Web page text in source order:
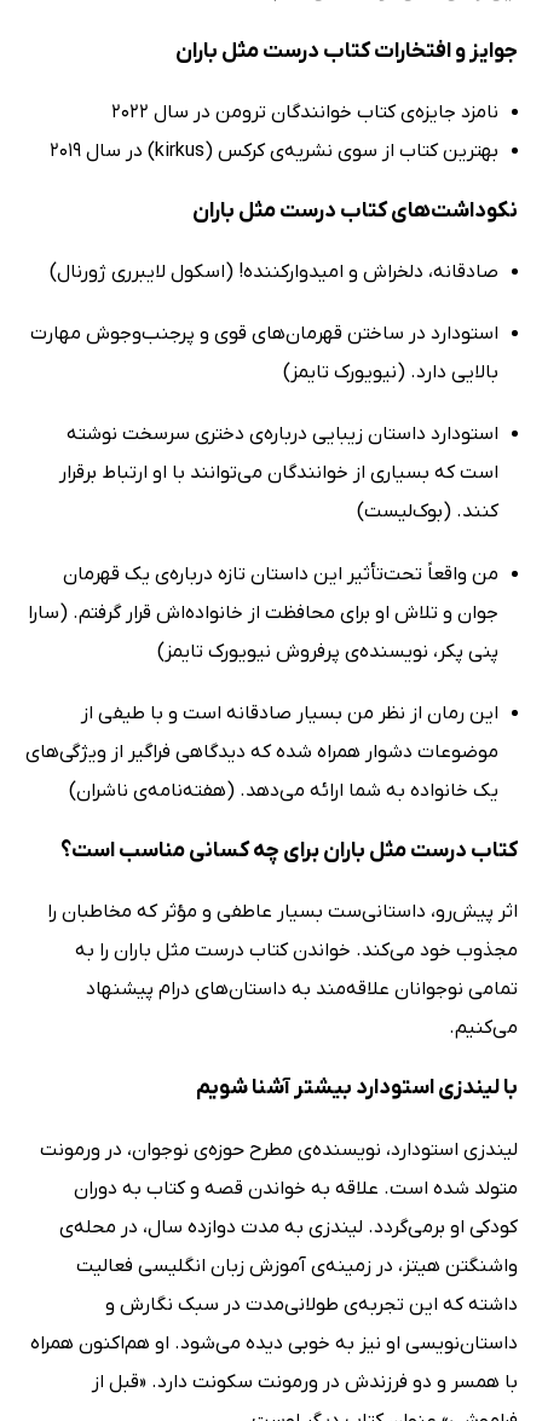
جوایز و افتخارات کتاب درست مثل باران
نامزد جایزه‌ی کتاب خوانندگان ترومن در سال 2022
بهترین کتاب از سوی نشریه‌ی کرکس (kirkus) در سال 2019
نکوداشت‌های کتاب درست مثل باران
صادقانه، دلخراش و امیدوارکننده! (اسکول لایبرری ژورنال)
استودارد در ساختن قهرمان‌های قوی و پرجنب‌و‎جوش مهارت
بالایی دارد. (نیویورک تایمز)
استودارد داستان زیبایی درباره‌ی دختری سرسخت نوشته
است که بسیاری از خوانندگان می‌توانند با او ارتباط برقرار
کنند. (بوک‌لیست)
من واقعاً تحت‌تأثیر این داستان تازه دربار‌ه‌ی یک قهرمان
جوان و تلاش او برای محافظت از خانواده‌اش قرار گرفتم. (سارا
پنی پکر، نویسنده‌ی پرفروش نیویورک تایمز)
این رمان از نظر من بسیار صادقانه است و با طیفی از
موضوعات دشوار همراه شده که دیدگاهی فراگیر از ویژگی‌های
یک خانواده به شما ارائه می‌دهد. (هفته‌نامه‌ی ناشران)
کتاب درست مثل باران برای چه کسانی مناسب است؟
اثر پیش‌رو، داستانی‌ست بسیار عاطفی و مؤثر که مخاطبان را
مجذوب خود می‌کند. خواندن کتاب درست مثل باران را به
تمامی نوجوانان علاقه‌مند به داستان‌های درام پیشنهاد
می‌کنیم.
با لیندزی استودارد بیشتر آشنا شویم
لیندزی استودارد، نویسنده‌ی مطرح حوزه‌ی نوجوان، در ورمونت
متولد شده است. علاقه به خواندن قصه و کتاب به دوران
کودکی او برمی‌گردد. لیندزی به مدت دوازده سال، در محله‌ی
واشنگتن هیتز، در زمینه‌ی آموزش زبان انگلیسی فعالیت
داشته که این تجربه‌ی طولانی‌مدت در سبک نگارش و
داستان‌نویسی او نیز به خوبی دیده می‌شود. او هم‌اکنون همراه
با همسر و دو فرزندش در ورمونت سکونت دارد. «قبل از